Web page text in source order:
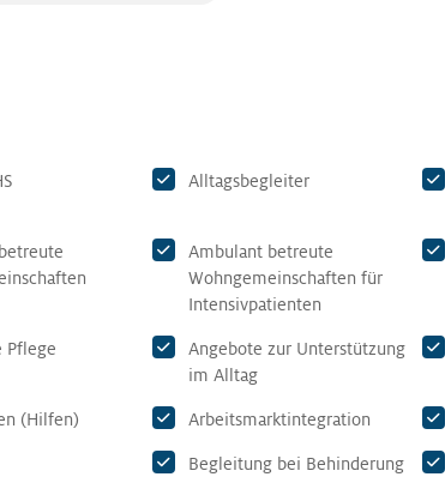
Alltagsbegleiter
Ambulant betreute
Wohngemeinschaften für
Intensivpatienten
Pflege
Angebote zur Unterstützung
im Alltag
(Hilfen) Arbeitsmarktintegration
Begleitung bei Behinderung